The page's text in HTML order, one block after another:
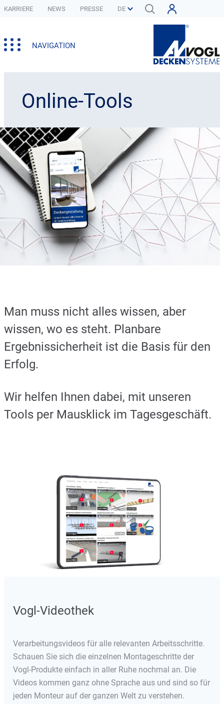
KARRIERE NEWS PRESSE
NAVIGATION
Online-Tools
Man muss nicht alles wissen, aber
wissen, wo es steht. Planbare
Ergebnissicherheit ist die Basis für den
Erfolg.
Wir helfen Ihnen dabei, mit unseren
Tools per Mausklick im Tagesgeschäft.
Vogl-Videothek
Verarbeitungsvideos für alle relevanten Arbeitsschritte.
Schauen Sie sich die einzelnen Montageschritte der
Vogl-Produkte einfach in aller Ruhe nochmal an. Die
Videos kommen ganz ohne Sprache aus und sind so für
jeden Monteur auf der ganzen Welt zu verstehen.